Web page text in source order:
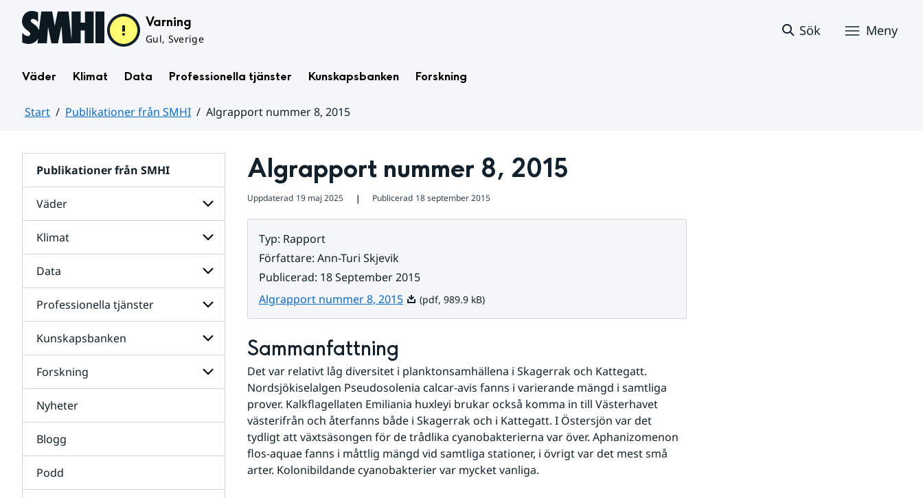
Hoppa till sidans innehåll Varning
Gul, Sverige
Sök Meny
Väder Klimat Data Professionella tjänster Kunskapsbanken Forskning
Start Publikationer från SMHI
Algrapport nummer 8, 2015
Publikationer från SMHI
Väder
Undersidor
för
Väder
Klimat
Undersidor
för
Klimat
Data
Undersidor
för
Data
Professionella tjänster
Undersidor
för
Professionella
tjänster
Kunskapsbanken
Undersidor
för
Kunskapsbanken
Forskning
Undersidor
för
Forskning
Nyheter
Blogg
Podd
Algrapport nummer 8, 2015
Uppdaterad 19 maj 2025 ❘ Publicerad 18 september 2015
Typ: Rapport
Författare: Ann-Turi Skjevik
Publicerad: 18 September 2015
Algrapport nummer 8, 2015Pdf, 989.9 kB.
(pdf, 989.9 kB)
Sammanfattning
Det var relativt låg diversitet i planktonsamhällena i Skagerrak och Kattegatt.
Nordsjökiselalgen Pseudosolenia calcar-avis fanns i varierande mängd i samtliga
prover. Kalkflagellaten Emiliania huxleyi brukar också komma in till Västerhavet
västerifrån och återfanns både i Skagerrak och i Kattegatt. I Östersjön var det
tydligt att växtsäsongen för de trådlika cyanobakterierna var över. Aphanizomenon
flos-aquae fanns i måttlig mängd vid samtliga stationer, i övrigt var det mest små
arter. Kolonibildande cyanobakterier var mycket vanliga.